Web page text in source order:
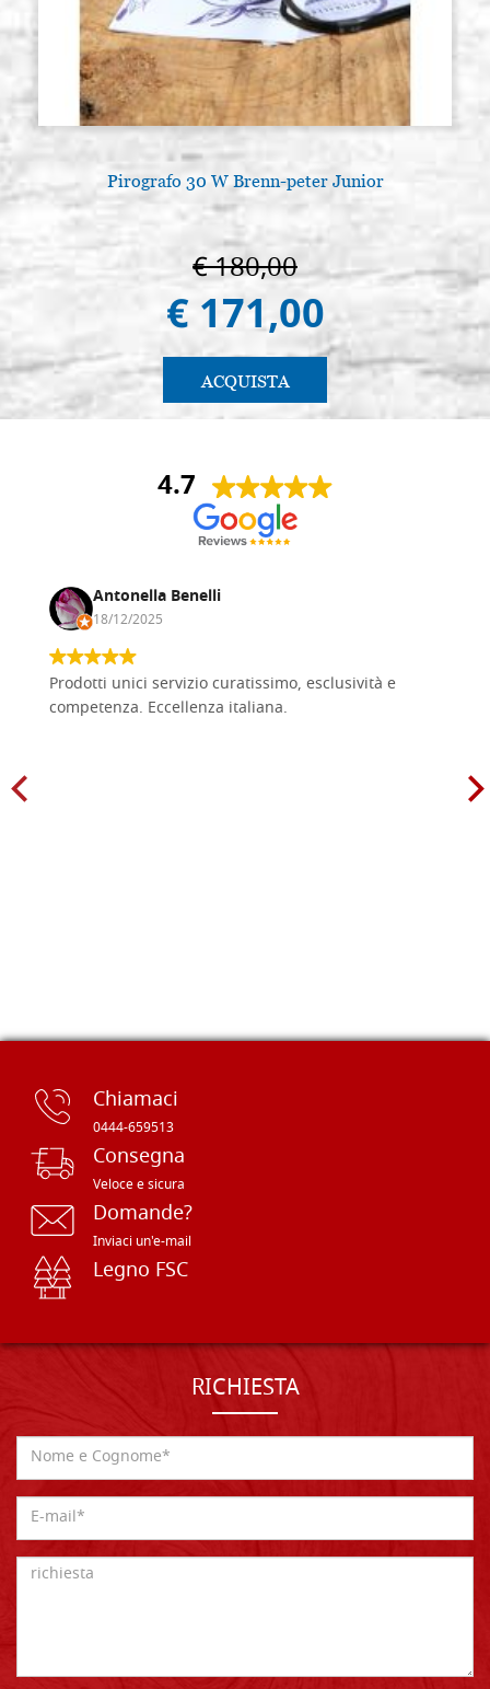
Pirografo 30 W Brenn-peter Junior
€ 180,00
€ 171,00
ACQUISTA
4.7
Antonella Benelli
18/12/2025
Prodotti unici servizio curatissimo, esclusività e
competenza. Eccellenza italiana.
Chiamaci
0444-659513
Consegna
Veloce e sicura
Domande?
Inviaci un'e-mail
Legno FSC
RICHIESTA